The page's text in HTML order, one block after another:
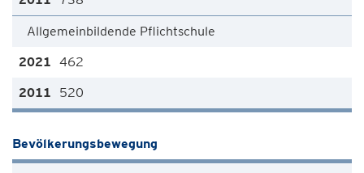
Allgemeinbildende Pflichtschule
462
520
Bevölkerungsbewegung